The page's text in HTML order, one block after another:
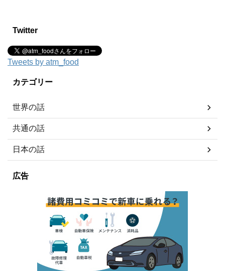
Twitter
Tweets by atm_food
カテゴリー
世界の話
共通の話
日本の話
広告